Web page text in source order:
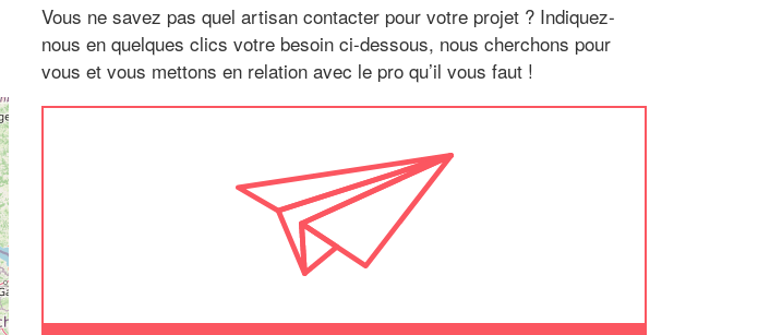
Vous ne savez pas quel artisan contacter pour votre projet ? Indiquez-
nous en quelques clics votre besoin ci-dessous, nous cherchons pour
vous et vous mettons en relation avec le pro qu’il vous faut !